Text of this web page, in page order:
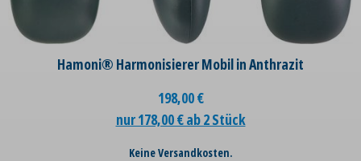
Hamoni® Harmonisierer Mobil in Anthrazit
198,00€
nur 178,00 € ab 2 Stück
Keine Versandkosten.